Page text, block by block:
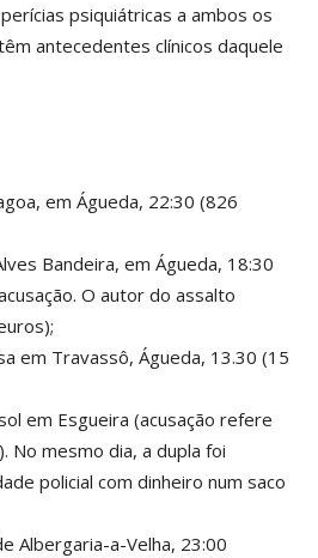
psiquiátricas a ambos os
antecedentes clínicos daquele
em Águeda, 22:30 (826
Bandeira, em Águeda, 18:30
O autor do assalto
em Travassô, Águeda, 13.30 (15
em Esgueira (acusação refere
No mesmo dia, a dupla foi
policial com dinheiro num saco
Albergaria-a-Velha, 23:00